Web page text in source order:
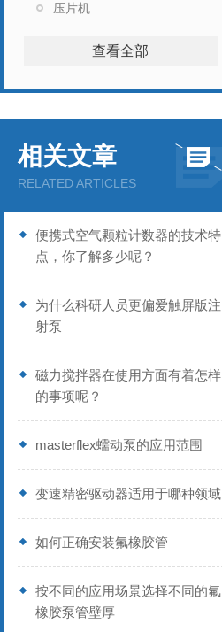
压片机
查看全部
相关文章
RELATED ARTICLES
便携式空气颗粒计数器的技术特
点，你了解多少呢？
为什么科研人员更偏爱触屏版注
射泵
磁力搅拌器在使用方面有着怎样
的事项呢？
masterflex蠕动泵的应用范围
变速精密驱动器适用于哪种领域
如何正确安装氟橡胶管
按不同的应用场景选择不同的氟
橡胶泵管壁厚